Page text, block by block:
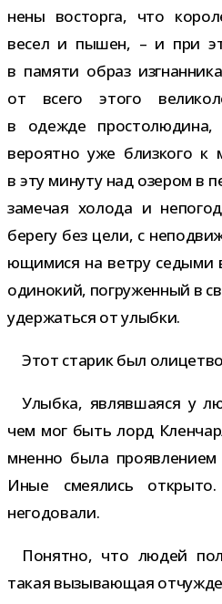
нены вос­торга, что
весел и пышен, – и при
в памяти образ
от всего этого
в одежде про­сто­лю­дина,
веро­ятно уже близ­кого к
в эту минуту над озе­ром в
заме­чая холода и
берегу без цели, с
ю­щи­мися на ветру седыми
оди­но­кий, погру­жен­ный в
удер­жаться от улыбки.
Этот ста­рик был
Улыбка, являв­ша­яся у
чем мог быть лорд
мненно была про­яв­ле­нием
Иные сме­я­лись
негодовали.
Понятно, что людей
такая вызы­ва­ю­щая